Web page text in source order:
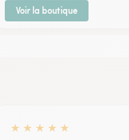
Voir la boutique
★ ★ ★ ★ ★